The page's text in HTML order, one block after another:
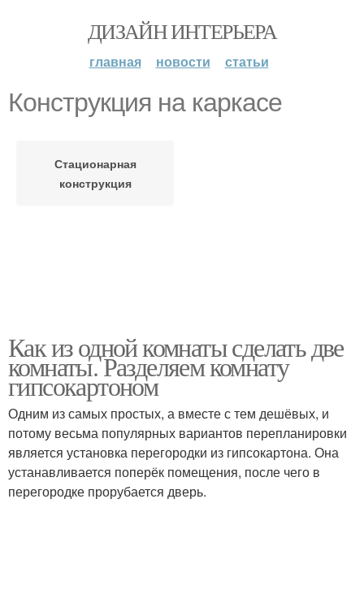
ДИЗАЙН ИНТЕРЬЕРА
главная новости статьи
Конструкция на каркасе
Стационарная
конструкция
Как из одной комнаты сделать две
комнаты. Разделяем комнату
гипсокартоном
Одним из самых простых, а вместе с тем дешёвых, и
потому весьма популярных вариантов перепланировки
является установка перегородки из гипсокартона. Она
устанавливается поперёк помещения, после чего в
перегородке прорубается дверь.